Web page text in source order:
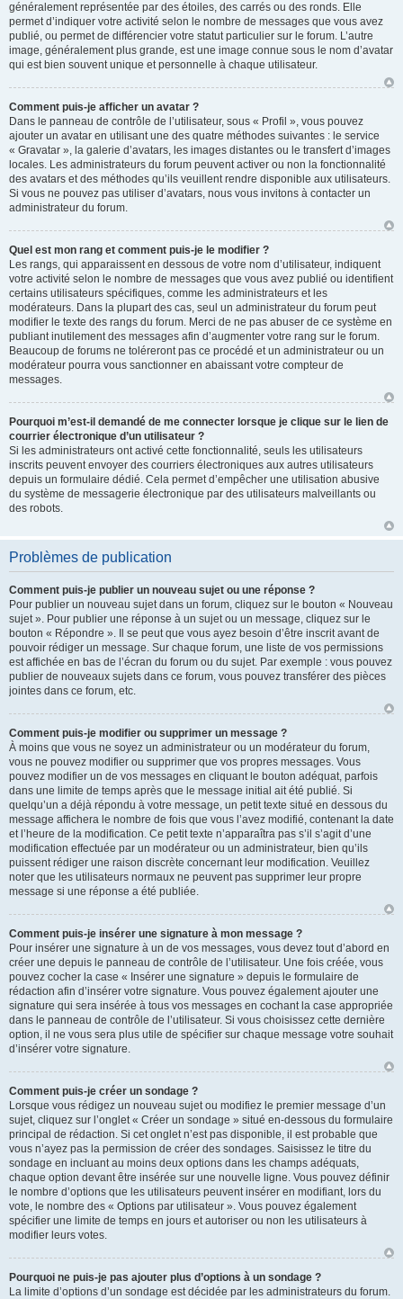
généralement représentée par des étoiles, des carrés ou des ronds. Elle
permet d’indiquer votre activité selon le nombre de messages que vous avez
publié, ou permet de différencier votre statut particulier sur le forum. L’autre
image, généralement plus grande, est une image connue sous le nom d’avatar
qui est bien souvent unique et personnelle à chaque utilisateur.
Comment puis-je afficher un avatar ?
Dans le panneau de contrôle de l’utilisateur, sous « Profil », vous pouvez
ajouter un avatar en utilisant une des quatre méthodes suivantes : le service
« Gravatar », la galerie d’avatars, les images distantes ou le transfert d’images
locales. Les administrateurs du forum peuvent activer ou non la fonctionnalité
des avatars et des méthodes qu’ils veuillent rendre disponible aux utilisateurs.
Si vous ne pouvez pas utiliser d’avatars, nous vous invitons à contacter un
administrateur du forum.
Quel est mon rang et comment puis-je le modifier ?
Les rangs, qui apparaissent en dessous de votre nom d’utilisateur, indiquent
votre activité selon le nombre de messages que vous avez publié ou identifient
certains utilisateurs spécifiques, comme les administrateurs et les
modérateurs. Dans la plupart des cas, seul un administrateur du forum peut
modifier le texte des rangs du forum. Merci de ne pas abuser de ce système en
publiant inutilement des messages afin d’augmenter votre rang sur le forum.
Beaucoup de forums ne toléreront pas ce procédé et un administrateur ou un
modérateur pourra vous sanctionner en abaissant votre compteur de
messages.
Pourquoi m’est-il demandé de me connecter lorsque je clique sur le lien de
courrier électronique d’un utilisateur ?
Si les administrateurs ont activé cette fonctionnalité, seuls les utilisateurs
inscrits peuvent envoyer des courriers électroniques aux autres utilisateurs
depuis un formulaire dédié. Cela permet d’empêcher une utilisation abusive
du système de messagerie électronique par des utilisateurs malveillants ou
des robots.
Problèmes de publication
Comment puis-je publier un nouveau sujet ou une réponse ?
Pour publier un nouveau sujet dans un forum, cliquez sur le bouton « Nouveau
sujet ». Pour publier une réponse à un sujet ou un message, cliquez sur le
bouton « Répondre ». Il se peut que vous ayez besoin d’être inscrit avant de
pouvoir rédiger un message. Sur chaque forum, une liste de vos permissions
est affichée en bas de l’écran du forum ou du sujet. Par exemple : vous pouvez
publier de nouveaux sujets dans ce forum, vous pouvez transférer des pièces
jointes dans ce forum, etc.
Comment puis-je modifier ou supprimer un message ?
À moins que vous ne soyez un administrateur ou un modérateur du forum,
vous ne pouvez modifier ou supprimer que vos propres messages. Vous
pouvez modifier un de vos messages en cliquant le bouton adéquat, parfois
dans une limite de temps après que le message initial ait été publié. Si
quelqu’un a déjà répondu à votre message, un petit texte situé en dessous du
message affichera le nombre de fois que vous l’avez modifié, contenant la date
et l’heure de la modification. Ce petit texte n’apparaîtra pas s’il s’agit d’une
modification effectuée par un modérateur ou un administrateur, bien qu’ils
puissent rédiger une raison discrète concernant leur modification. Veuillez
noter que les utilisateurs normaux ne peuvent pas supprimer leur propre
message si une réponse a été publiée.
Comment puis-je insérer une signature à mon message ?
Pour insérer une signature à un de vos messages, vous devez tout d’abord en
créer une depuis le panneau de contrôle de l’utilisateur. Une fois créée, vous
pouvez cocher la case « Insérer une signature » depuis le formulaire de
rédaction afin d’insérer votre signature. Vous pouvez également ajouter une
signature qui sera insérée à tous vos messages en cochant la case appropriée
dans le panneau de contrôle de l’utilisateur. Si vous choisissez cette dernière
option, il ne vous sera plus utile de spécifier sur chaque message votre souhait
d’insérer votre signature.
Comment puis-je créer un sondage ?
Lorsque vous rédigez un nouveau sujet ou modifiez le premier message d’un
sujet, cliquez sur l’onglet « Créer un sondage » situé en-dessous du formulaire
principal de rédaction. Si cet onglet n’est pas disponible, il est probable que
vous n’ayez pas la permission de créer des sondages. Saisissez le titre du
sondage en incluant au moins deux options dans les champs adéquats,
chaque option devant être insérée sur une nouvelle ligne. Vous pouvez définir
le nombre d’options que les utilisateurs peuvent insérer en modifiant, lors du
vote, le nombre des « Options par utilisateur ». Vous pouvez également
spécifier une limite de temps en jours et autoriser ou non les utilisateurs à
modifier leurs votes.
Pourquoi ne puis-je pas ajouter plus d’options à un sondage ?
La limite d’options d’un sondage est décidée par les administrateurs du forum.